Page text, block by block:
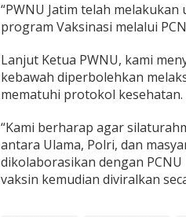
P
P
M
“PWNU Jatim telah
program Vaksinasi melalui
Lanjut Ketua PWNU, kami
kebawah diperbolehkan
mematuhi protokol kesehatan.
“Kami berharap agar
antara Ulama, Polri, dan
dikolaborasikan dengan
vaksin kemudian diviralkan